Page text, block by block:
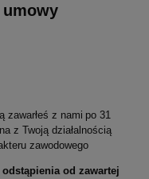
zawarłeś z nami po 31
z Twoją działalnością
zawodowego
od zawartej